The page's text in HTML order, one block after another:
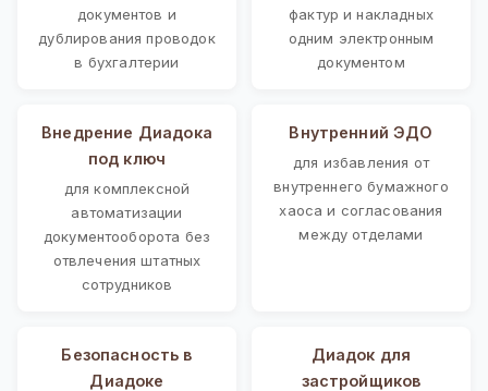
документов и
дублирования проводок
в бухгалтерии
фактур и накладных
одним электронным
документом
Внедрение Диадока
под ключ
для комплексной
автоматизации
документооборота без
отвлечения штатных
сотрудников
Внутренний ЭДО
для избавления от
внутреннего бумажного
хаоса и согласования
между отделами
Безопасность в
Диадоке
Диадок для
застройщиков